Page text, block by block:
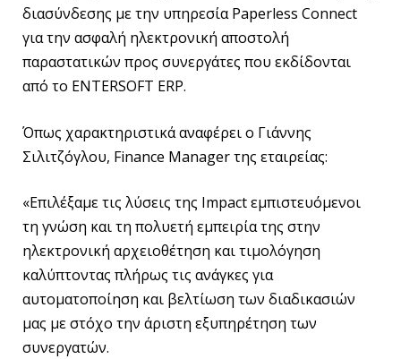
διασύνδεσης με την υπηρεσία Paperless Connect
για την ασφαλή ηλεκτρονική αποστολή
παραστατικών προς συνεργάτες που εκδίδονται
από το ENTERSOFT ERP.
Όπως χαρακτηριστικά αναφέρει ο Γιάννης
Σιλιτζόγλου, Finance Manager της εταιρείας:
«Επιλέξαμε τις λύσεις της Impact εμπιστευόμενοι
τη γνώση και τη πολυετή εμπειρία της στην
ηλεκτρονική αρχειοθέτηση και τιμολόγηση
καλύπτοντας πλήρως τις ανάγκες για
αυτοματοποίηση και βελτίωση των διαδικασιών
μας με στόχο την άριστη εξυπηρέτηση των
συνεργατών.